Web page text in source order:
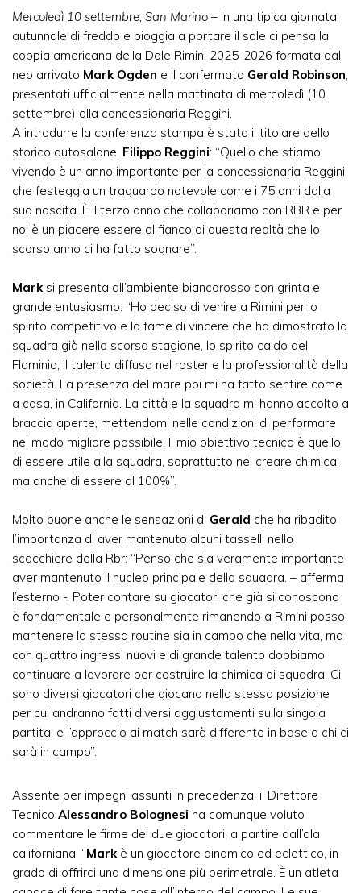
Mercoledì 10 settembre, San Marino – In una tipica giornata
autunnale di freddo e pioggia a portare il sole ci pensa la
coppia americana della Dole Rimini 2025-2026 formata dal
neo arrivato Mark Ogden e il confermato Gerald Robinson
presentati ufficialmente nella mattinata di mercoledì (10
settembre) alla concessionaria Reggini.
A introdurre la conferenza stampa è stato il titolare dello
storico autosalone, Filippo Reggini: “Quello che stiamo
vivendo è un anno importante per la concessionaria Reggini
che festeggia un traguardo notevole come i 75 anni dalla
sua nascita. È il terzo anno che collaboriamo con RBR e per
noi è un piacere essere al fianco di questa realtà che lo
scorso anno ci ha fatto sognare”.
Mark si presenta all’ambiente biancorosso con grinta e
grande entusiasmo: “Ho deciso di venire a Rimini per lo
spirito competitivo e la fame di vincere che ha dimostrato la
squadra già nella scorsa stagione, lo spirito caldo del
Flaminio, il talento diffuso nel roster e la professionalità della
società. La presenza del mare poi mi ha fatto sentire come
a casa, in California. La città e la squadra mi hanno accolto a
braccia aperte, mettendomi nelle condizioni di performare
nel modo migliore possibile. Il mio obiettivo tecnico è quello
di essere utile alla squadra, soprattutto nel creare chimica,
ma anche di essere al 100%”.
Molto buone anche le sensazioni di Gerald che ha ribadito
l’importanza di aver mantenuto alcuni tasselli nello
scacchiere della Rbr: “Penso che sia veramente importante
aver mantenuto il nucleo principale della squadra. – afferma
l’esterno -. Poter contare su giocatori che già si conoscono
è fondamentale e personalmente rimanendo a Rimini posso
mantenere la stessa routine sia in campo che nella vita, ma
con quattro ingressi nuovi e di grande talento dobbiamo
continuare a lavorare per costruire la chimica di squadra. Ci
sono diversi giocatori che giocano nella stessa posizione
per cui andranno fatti diversi aggiustamenti sulla singola
partita, e l’approccio ai match sarà differente in base a chi ci
sarà in campo”.
Assente per impegni assunti in precedenza, il Direttore
Tecnico Alessandro Bolognesi ha comunque voluto
commentare le firme dei due giocatori, a partire dall’ala
californiana: “Mark è un giocatore dinamico ed eclettico, in
grado di offrirci una dimensione più perimetrale. È un atleta